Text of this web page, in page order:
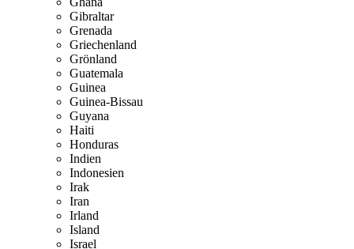
Gibraltar
Grenada
Griechenland
Grönland
Guatemala
Guinea
Guinea-Bissau
Guyana
Haiti
Honduras
Indien
Indonesien
Irak
Iran
Irland
Island
Israel